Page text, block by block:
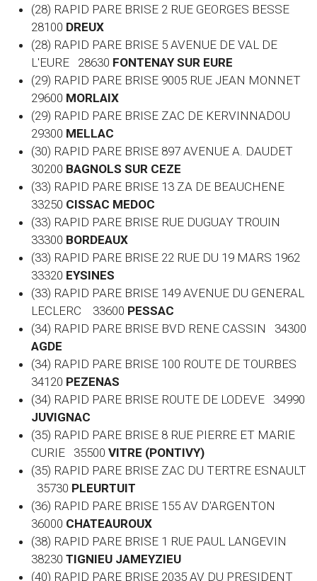
(28) RAPID PARE BRISE 2 RUE GEORGES BESSE
28100 DREUX
(28) RAPID PARE BRISE 5 AVENUE DE VAL DE
L'EURE 28630 FONTENAY SUR EURE
(29) RAPID PARE BRISE 9005 RUE JEAN MONNET
29600 MORLAIX
(29) RAPID PARE BRISE ZAC DE KERVINNADOU
29300 MELLAC
(30) RAPID PARE BRISE 897 AVENUE A. DAUDET
30200 BAGNOLS SUR CEZE
(33) RAPID PARE BRISE 13 ZA DE BEAUCHENE
33250 CISSAC MEDOC
(33) RAPID PARE BRISE RUE DUGUAY TROUIN
33300 BORDEAUX
(33) RAPID PARE BRISE 22 RUE DU 19 MARS 1962
33320 EYSINES
(33) RAPID PARE BRISE 149 AVENUE DU GENERAL
LECLERC 33600 PESSAC
(34) RAPID PARE BRISE BVD RENE CASSIN 34300
AGDE
(34) RAPID PARE BRISE 100 ROUTE DE TOURBES
34120 PEZENAS
(34) RAPID PARE BRISE ROUTE DE LODEVE 34990
JUVIGNAC
(35) RAPID PARE BRISE 8 RUE PIERRE ET MARIE
CURIE 35500 VITRE (PONTIVY)
(35) RAPID PARE BRISE ZAC DU TERTRE ESNAULT
35730 PLEURTUIT
(36) RAPID PARE BRISE 155 AV D'ARGENTON
36000 CHATEAUROUX
(38) RAPID PARE BRISE 1 RUE PAUL LANGEVIN
38230 TIGNIEU JAMEYZIEU
(40) RAPID PARE BRISE 2035 AV DU PRESIDENT